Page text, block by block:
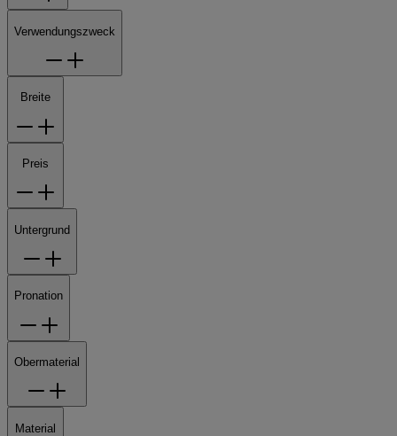
Verwendungszweck
Breite
Preis
Untergrund
Pronation
Obermaterial
Material